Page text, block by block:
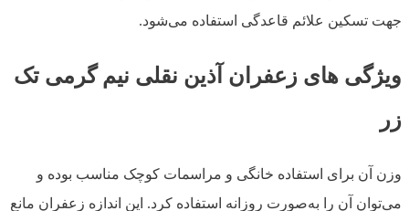
جهت تسکین علائم قاعدگی استفاده می‌شود.
ویژگی های زعفران آذین نقلی نیم گرمی تک
زر
وزن آن برای استفاده‌ خانگی و مراسمات کوچک مناسب بوده و
می‌توان آن را به‌صورت روزانه استفاده کرد. این اندازه زعفران مانع